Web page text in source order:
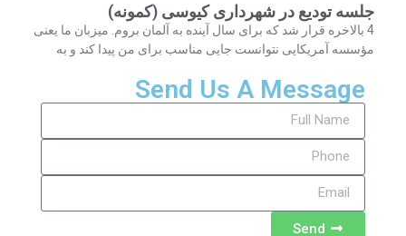
جلسه تودیع در شهرداری کیوسی (کمونه)
4 بالاخره قرار شد که برای سال آینده به آلمان بروم. میزبان ما یعنی
مؤسسه آمریکایی نتوانست جایی مناسب برای من پیدا کند و به
Send Us A Message
Send